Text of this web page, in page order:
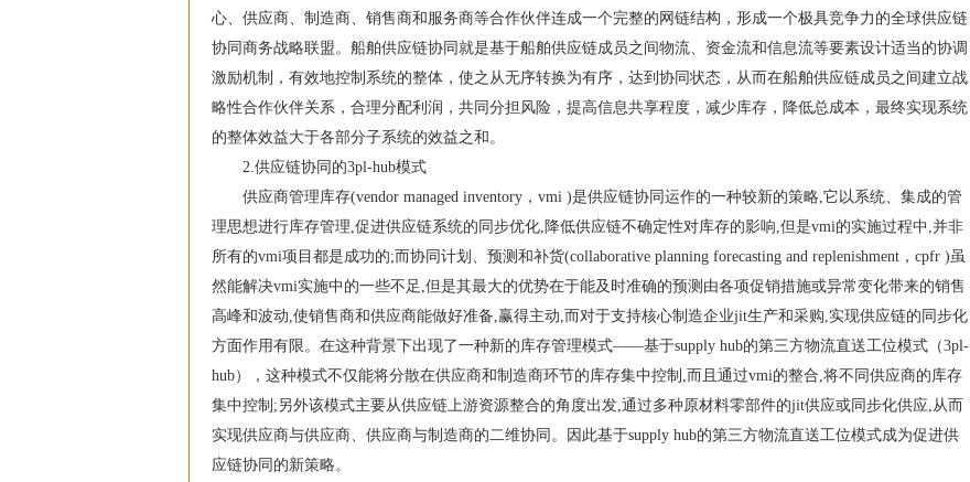
心、供应商、制造商、销售商和服务商等合作伙伴连成一个完整的网链结构，形成一个极具竞争力的全球供应链
协同商务战略联盟。船舶供应链协同就是基于船舶供应链成员之间物流、资金流和信息流等要素设计适当的协调
激励机制，有效地控制系统的整体，使之从无序转换为有序，达到协同状态，从而在船舶供应链成员之间建立战
略性合作伙伴关系，合理分配利润，共同分担风险，提高信息共享程度，减少库存，降低总成本，最终实现系统
的整体效益大于各部分子系统的效益之和。
2.供应链协同的3pl-hub模式
供应商管理库存(vendor managed inventory，vmi )是供应链协同运作的一种较新的策略,它以系统、集成的管
理思想进行库存管理,促进供应链系统的同步优化,降低供应链不确定性对库存的影响,但是vmi的实施过程中,并非
所有的vmi项目都是成功的;而协同计划、预测和补货(collaborative planning forecasting and replenishment，cpfr )虽
然能解决vmi实施中的一些不足,但是其最大的优势在于能及时准确的预测由各项促销措施或异常变化带来的销售
高峰和波动,使销售商和供应商能做好准备,赢得主动,而对于支持核心制造企业jit生产和采购,实现供应链的同步化
方面作用有限。在这种背景下出现了一种新的库存管理模式——基于supply hub的第三方物流直送工位模式（3pl-
hub），这种模式不仅能将分散在供应商和制造商环节的库存集中控制,而且通过vmi的整合,将不同供应商的库存
集中控制;另外该模式主要从供应链上游资源整合的角度出发,通过多种原材料零部件的jit供应或同步化供应,从而
实现供应商与供应商、供应商与制造商的二维协同。因此基于supply hub的第三方物流直送工位模式成为促进供
应链协同的新策略。